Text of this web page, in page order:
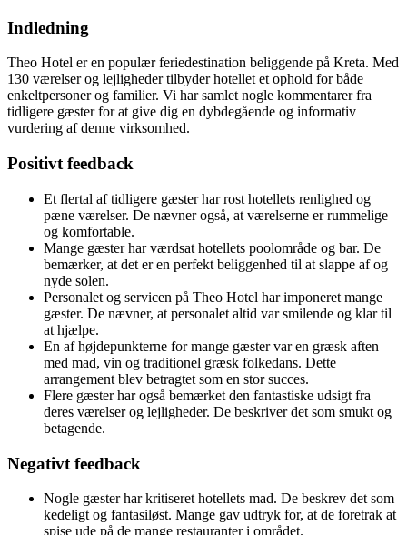
Indledning
Theo Hotel er en populær feriedestination beliggende på Kreta. Med
130 værelser og lejligheder tilbyder hotellet et ophold for både
enkeltpersoner og familier. Vi har samlet nogle kommentarer fra
tidligere gæster for at give dig en dybdegående og informativ
vurdering af denne virksomhed.
Positivt feedback
Et flertal af tidligere gæster har rost hotellets renlighed og
pæne værelser. De nævner også, at værelserne er rummelige
og komfortable.
Mange gæster har værdsat hotellets poolområde og bar. De
bemærker, at det er en perfekt beliggenhed til at slappe af og
nyde solen.
Personalet og servicen på Theo Hotel har imponeret mange
gæster. De nævner, at personalet altid var smilende og klar til
at hjælpe.
En af højdepunkterne for mange gæster var en græsk aften
med mad, vin og traditionel græsk folkedans. Dette
arrangement blev betragtet som en stor succes.
Flere gæster har også bemærket den fantastiske udsigt fra
deres værelser og lejligheder. De beskriver det som smukt og
betagende.
Negativt feedback
Nogle gæster har kritiseret hotellets mad. De beskrev det som
kedeligt og fantasiløst. Mange gav udtryk for, at de foretrak at
spise ude på de mange restauranter i området.